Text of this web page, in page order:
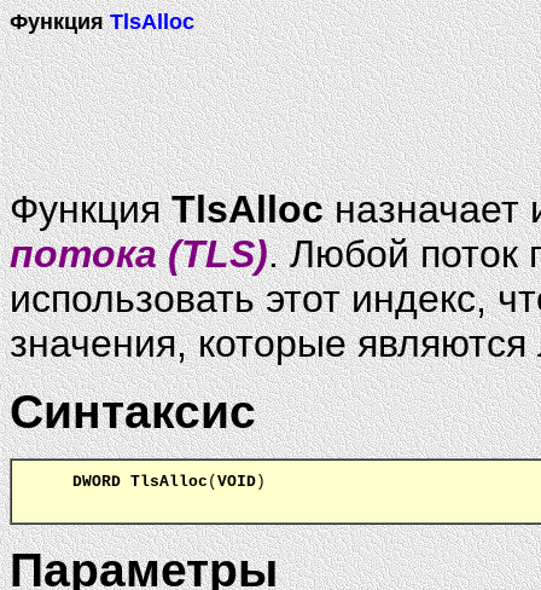
ФункцияTlsAlloc
ФункцияTlsAllocназначает
потока (TLS). Любой поток
использовать этот индекс,
значения, которые
Синтаксис
DWORD TlsAlloc ( VOID )
Параметры